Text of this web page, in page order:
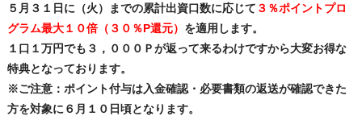
５月３１日に（火）までの累計出資口数に応じて ３％ポイントプロ
グラム最大１０倍（３０％P還元） を適用します。
１口１万円でも３，０００Ｐが返って来るわけですから大変お得な
特典となっております。
※ご注意：ポイント付与は入金確認・必要書類の返送が確認できた
方を対象に６月１０日頃となります。